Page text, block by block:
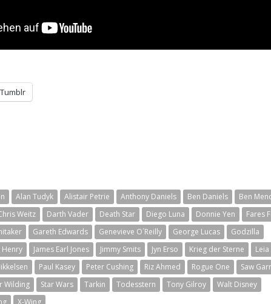
Tumblr
Alan Tudyk Alistair Petrie Anthony Daniels Ben Daniels
Ben
Weitz Darth Vader Death Star Diego Luna Donnie Yen
Fares
Gareth Edwards Genevieve O´Reilly George Lucas
Godzilla
Henry James Earl Jones Jimmy Smits Jyn Erso Krieg der Sterne
Leia
Paul Kasey Peter Cushing Riz Ahmed Rogue One
Saw
Wilding Star Wars Tarkin Todesstern Tony Gilroy
Walt Disney
X-Wing